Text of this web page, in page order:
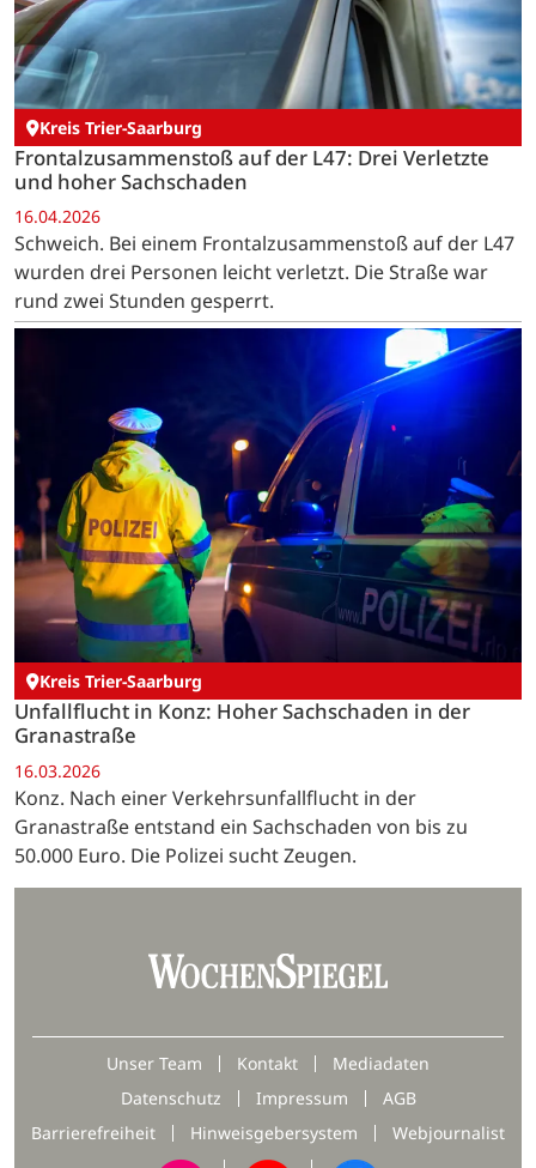
Kreis Trier-Saarburg
Frontalzusammenstoß auf der L47: Drei Verletzte
und hoher Sachschaden
16.04.2026
Schweich. Bei einem Frontalzusammenstoß auf der L47
wurden drei Personen leicht verletzt. Die Straße war
rund zwei Stunden gesperrt.
Kreis Trier-Saarburg
Unfallflucht in Konz: Hoher Sachschaden in der
Granastraße
16.03.2026
Konz. Nach einer Verkehrsunfallflucht in der
Granastraße entstand ein Sachschaden von bis zu
50.000 Euro. Die Polizei sucht Zeugen.
Unser Team Kontakt
Mediadaten
Datenschutz
Impressum
AGB
Barrierefreiheit
Hinweisgebersystem Webjournalist